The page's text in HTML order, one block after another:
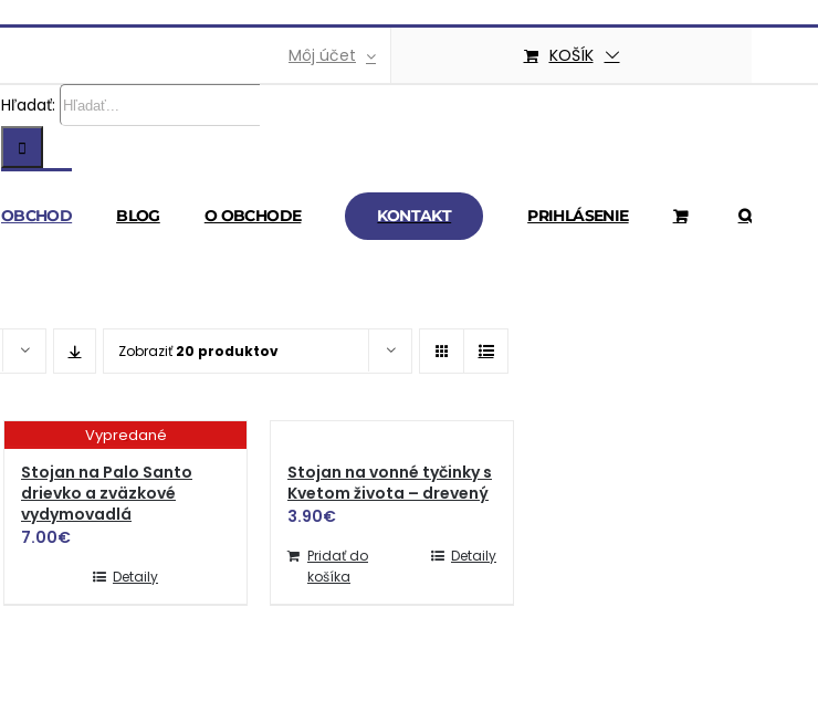
Môj účet
KOŠÍK
Hľadať:
OBCHOD BLOG O OBCHODE KONTAKT PRIHLÁSENIE
Zobraziť20 produktov
Vypredané
Stojan na Palo Santo
drievko a zväzkové
vydymovadlá
7.00€
Detaily
Stojan na vonné tyčinky s
Kvetom života – drevený
3.90€
Pridať do
košíka
Detaily